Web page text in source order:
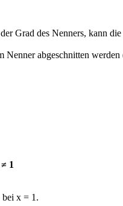
Grad des Nenners, kann
Nenner abgeschnitten
1
bei x = 1.